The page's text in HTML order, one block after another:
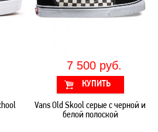
7 500 руб.
Vans Old Skool серые с черной и
белой полоской